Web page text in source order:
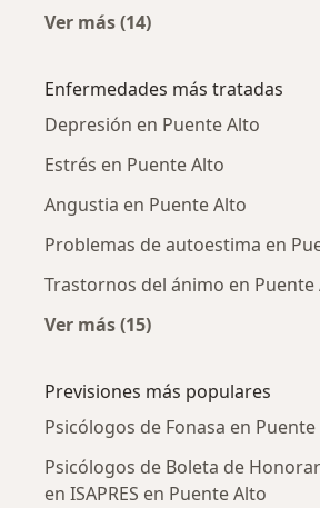
Ver más (14)
Enfermedades más tratadas
Depresión en Puente Alto
Estrés en Puente Alto
Angustia en Puente Alto
Problemas de autoestima en
Trastornos del ánimo en Puente
Ver más (15)
Previsiones más populares
Psicólogos de Fonasa en
Psicólogos de Boleta de
en ISAPRES en Puente Alto